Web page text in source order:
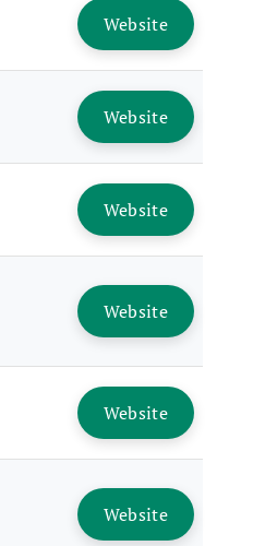
Website
Website
Website
Website
Website
Website